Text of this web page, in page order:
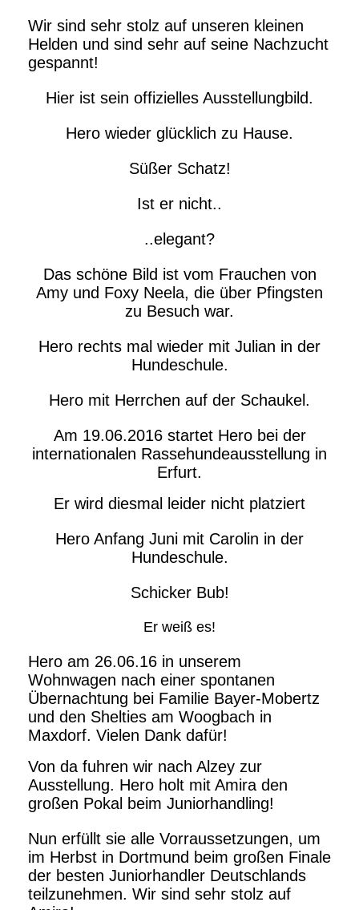
Wir sind sehr stolz auf unseren kleinen
Helden und sind sehr auf seine Nachzucht
gespannt!
Hier ist sein offizielles Ausstellungbild.
Hero wieder glücklich zu Hause.
Süßer Schatz!
Ist er nicht..
..elegant?
Das schöne Bild ist vom Frauchen von
Amy und Foxy Neela, die über Pfingsten
zu Besuch war.
Hero rechts mal wieder mit Julian in der
Hundeschule.
Hero mit Herrchen auf der Schaukel.
Am 19.06.2016 startet Hero bei der
internationalen Rassehundeausstellung in
Erfurt.
Er wird diesmal leider nicht platziert
Hero Anfang Juni mit Carolin in der
Hundeschule.
Schicker Bub!
Er weiß es!
Hero am 26.06.16 in unserem
Wohnwagen nach einer spontanen
Übernachtung bei Familie Bayer-Mobertz
und den Shelties am Woogbach in
Maxdorf. Vielen Dank dafür!
Von da fuhren wir nach Alzey zur
Ausstellung. Hero holt mit Amira den
großen Pokal beim Juniorhandling!
Nun erfüllt sie alle Vorraussetzungen, um
im Herbst in Dortmund beim großen Finale
der besten Juniorhandler Deutschlands
teilzunehmen. Wir sind sehr stolz auf